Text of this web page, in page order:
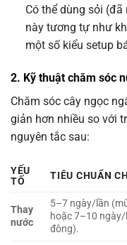
Có thể dùng sỏi
này tương tự như
một số kiểu setup
2. Kỹ thuật chăm sóc
Chăm sóc cây ngọc
giản hơn nhiều so với
nguyên tắc sau:
YẾU
TỐ
TIÊU CHUẨN
Thay
nước
5–7 ngày/lần
hoặc 7–10
đông).